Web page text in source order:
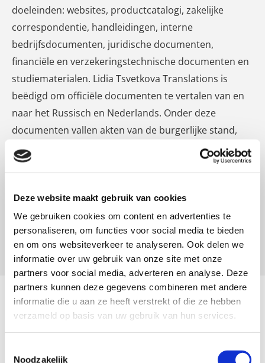
Deze website maakt gebruik van cookies
We gebruiken cookies om content en advertenties te
personaliseren, om functies voor social media te bieden
en om ons websiteverkeer te analyseren. Ook delen we
informatie over uw gebruik van onze site met onze
partners voor social media, adverteren en analyse. Deze
partners kunnen deze gegevens combineren met andere
informatie die u aan ze heeft verstrekt of die ze hebben
verzameld op basis van uw gebruik van hun services.
Noodzakelijk
doeleinden: websites, productcatalogi, zakelijke
correspondentie, handleidingen, interne
bedrijfsdocumenten, juridische documenten,
financiële en verzekeringstechnische documenten en
studiematerialen. Lidia Tsvetkova Translations is
beëdigd om officiële documenten te vertalen van en
naar het Russisch en Nederlands. Onder deze
documenten vallen akten van de burgerlijke stand,
persoonlijke documenten, diploma’s,
oprichtingsdocumenten, contracten, statuten,
proeflezen en redigeren mogelijk van en naar het
Russisch, Nederlands en Engels.
Meer informatie
Over Lidia Tsvetkova
Lidia Tsvetkova verhuisde toen ze 12 jaar was naar
keuze voor het vertaalberoep een logische stap. De